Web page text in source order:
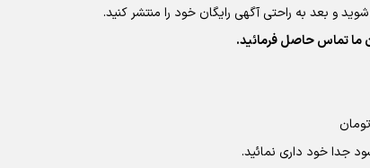
و بعد به راحتی آگهی رایگان خود را منتشر کنید.
ما تماس حاصل فرمائید.